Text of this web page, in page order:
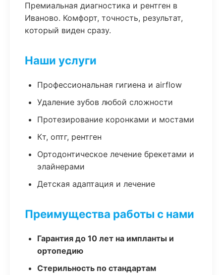
Премиальная диагностика и рентген в
Иваново. Комфорт, точность, результат,
который виден сразу.
Наши услуги
Профессиональная гигиена и airflow
Удаление зубов любой сложности
Протезирование коронками и мостами
Кт, оптг, рентген
Ортодонтическое лечение брекетами и
элайнерами
Детская адаптация и лечение
Преимущества работы с нами
Гарантия до 10 лет на импланты и
ортопедию
Стерильность по стандартам